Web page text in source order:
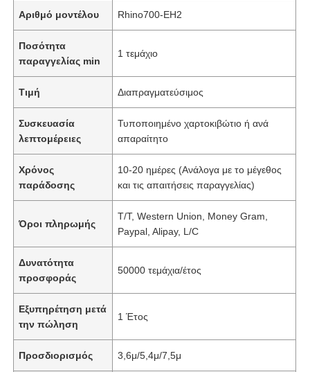
Αριθμό μοντέλου Rhino700-EH2
Ποσότητα
παραγγελίας min
1 τεμάχιο
Τιμή Διαπραγματεύσιμος
Συσκευασία
λεπτομέρειες
Τυποποιημένο χαρτοκιβώτιο ή ανά
απαραίτητο
Χρόνος
παράδοσης
10-20 ημέρες (Ανάλογα με το μέγεθος
και τις απαιτήσεις παραγγελίας)
Όροι πληρωμής
T/T, Western Union, Money Gram,
Paypal, Alipay, L/C
Δυνατότητα
προσφοράς
50000 τεμάχια/έτος
Εξυπηρέτηση μετά
την πώληση
1 Έτος
Προσδιορισμός 3,6μ/5,4μ/7,5μ